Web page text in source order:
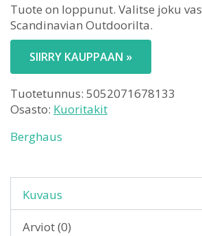
Tuote on loppunut. Valitse joku
Scandinavian Outdoorilta.
SIIRRY KAUPPAAN »
Tuotetunnus: 5052071678133
Osasto: Kuoritakit
Berghaus
Kuvaus
Arviot (0)